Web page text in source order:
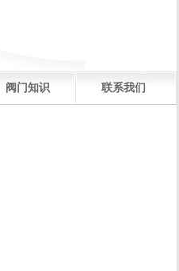
阀门知识 联系我们